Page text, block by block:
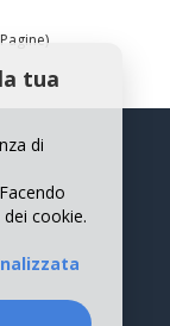
tua
di
cookie.